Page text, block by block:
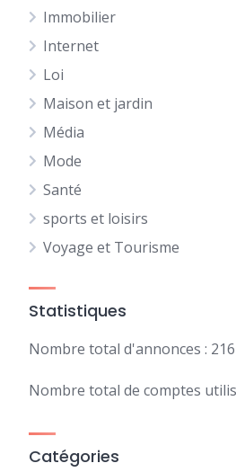
Immobilier
Internet
Loi
Maison et jardin
Média
Mode
Santé
sports et loisirs
Voyage et Tourisme
Statistiques
Nombre total d'annonces : 216
Nombre total de comptes
Catégories